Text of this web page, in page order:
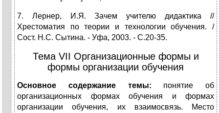
7. Лернер, И.Я. Зачем учителю дидактика //
Хрестоматия по теории и технологии обучения. /
Сост. Н.С. Сытина. - Уфа, 2003. - С.20-35.
Тема VII Организационные формы и
формы организации обучения
Основное содержание темы: понятие об
организационных формах обучения и формах
организации обучения, их взаимосвязь. Место